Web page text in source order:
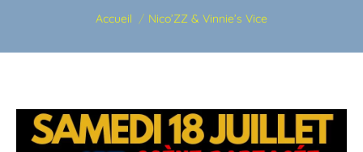
Vous êtes ici :
Accueil Nico’ZZ & Vinnie’s Vice